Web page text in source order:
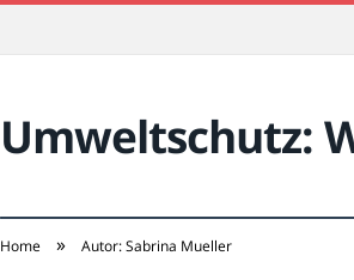
Umweltschutz:
Home » Autor: Sabrina Mueller